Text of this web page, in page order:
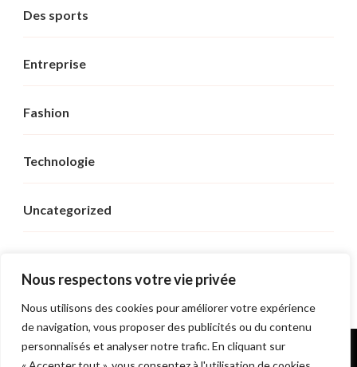
Nous respectons votre vie privée
Nous utilisons des cookies pour améliorer votre expérience
de navigation, vous proposer des publicités ou du contenu
personnalisés et analyser notre trafic. En cliquant sur
Des sports
Entreprise
Fashion
Technologie
Uncategorized
© Copyright 2026Sushi Royal. Tous droits réservés.